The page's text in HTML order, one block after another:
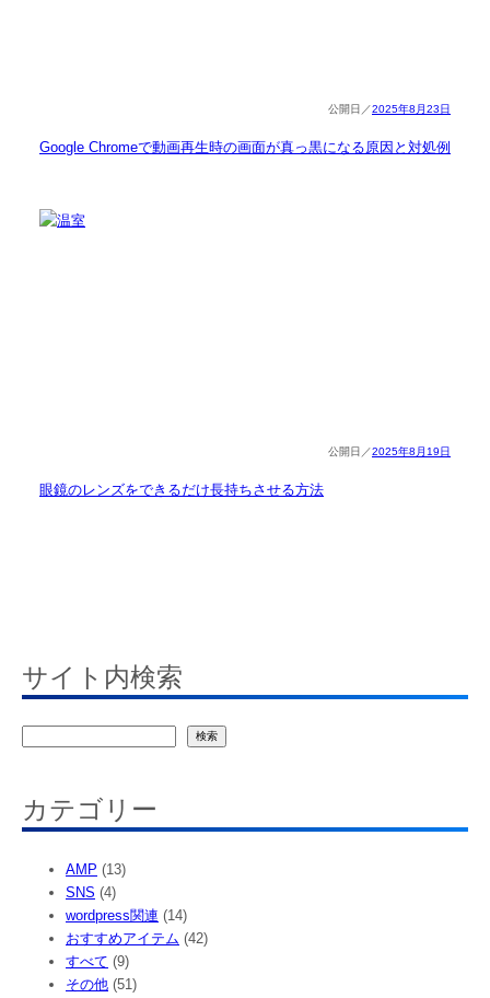
2025年8月23日
Google Chromeで動画再生時の画面が真っ黒になる原因と対処例
2025年8月19日
眼鏡のレンズをできるだけ長持ちさせる方法
サイト内検索
検索
カテゴリー
AMP (13)
SNS (4)
wordpress関連 (14)
おすすめアイテム (42)
すべて (9)
その他 (51)